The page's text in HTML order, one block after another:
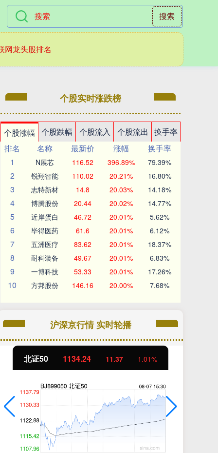
搜索
网龙头股排名
个股实时涨跌榜
个股涨幅 个股跌幅 个股流入 个股流出
换手率
排名
名称 最新价 涨幅
换手率
1
N展芯 116.52 396.89% 79.39%
2 锐翔智能 110.02 20.21% 16.80%
3 志特新材 14.8 20.03% 14.18%
4 博腾股份 20.44 20.02% 14.77%
5 近岸蛋白 46.72 20.01% 5.62%
6 毕得医药 61.6 20.01% 6.12%
7 五洲医疗 83.62 20.01% 18.37%
8 耐科装备 49.67 20.01% 6.83%
9 一博科技 53.33 20.01% 17.26%
10 方邦股份 146.16 20.00% 7.68%
沪深京行情 实时轮播
北证50 1134.24 11.37 1.01%